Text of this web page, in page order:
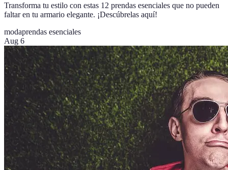
Transforma tu estilo con estas 12 prendas esenciales que no pueden
faltar en tu armario elegante. ¡Descúbrelas aquí!
modaprendas esenciales
Aug 6